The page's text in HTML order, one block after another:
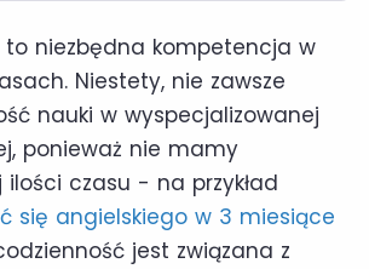
to niezbędna kompetencja w
Niestety, nie zawsze
nauki w wyspecjalizowanej
ponieważ nie mamy
czasu - na przykład
się angielskiego w 3 miesiące
jest związana z